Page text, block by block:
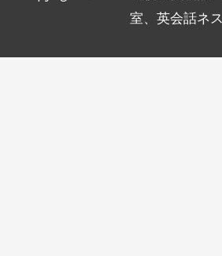
室、英会話ネス